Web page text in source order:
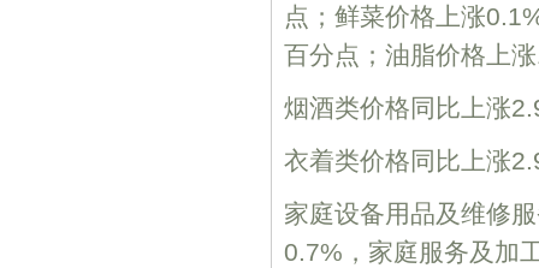
点；鲜菜价格上涨
百分点；油脂价格上
烟酒类价格同比上涨
衣着类价格同比上涨
家庭设备用品及维修
0.7%，家庭服务及加